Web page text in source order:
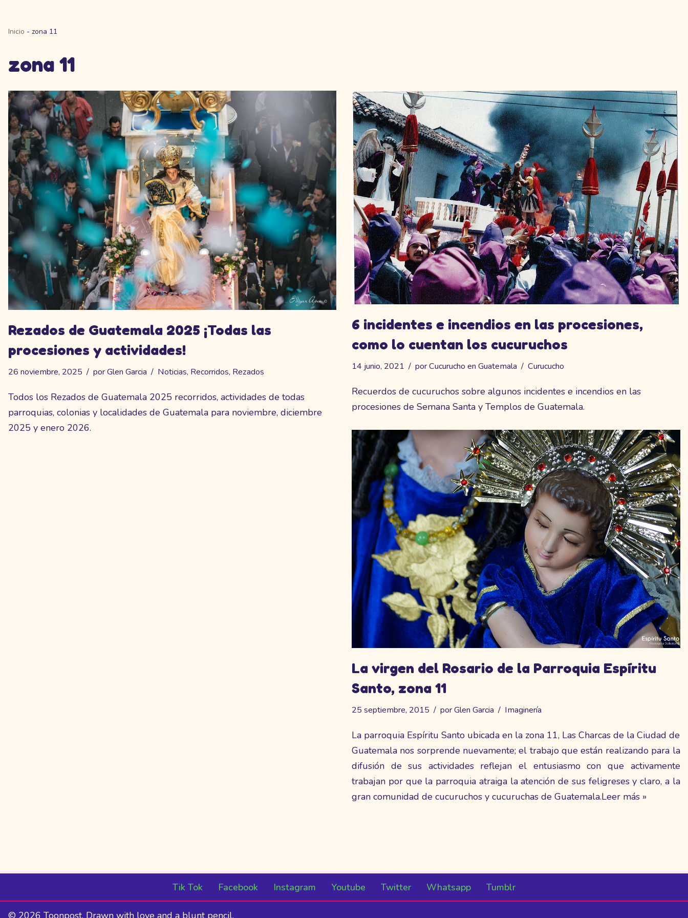
Inicio - zona 11
zona 11
Rezados de Guatemala 2025 ¡Todas las
procesiones y actividades!
26 noviembre, 2025 porGlen Garcia Noticias, Recorridos, Rezados
Todos los Rezados de Guatemala 2025 recorridos, actividades de todas
parroquias, colonias y localidades de Guatemala para noviembre, diciembre
2025 y enero 2026.
6 incidentes e incendios en las procesiones,
como lo cuentan los cucuruchos
14 junio, 2021 porCucurucho en Guatemala Curucucho
Recuerdos de cucuruchos sobre algunos incidentes e incendios en las
procesiones de Semana Santa y Templos de Guatemala.
La virgen del Rosario de la Parroquia Espíritu
Santo, zona 11
25 septiembre, 2015 porGlen Garcia Imaginería
La parroquia Espíritu Santo ubicada en la zona 11, Las Charcas de la Ciudad de
Guatemala nos sorprende nuevamente; el trabajo que están realizando para la
difusión de sus actividades reflejan el entusiasmo con que activamente
trabajan por que la parroquia atraiga la atención de sus feligreses y claro, a la
gran comunidad de cucuruchos y cucuruchas de Guatemala.Leer más »
Tik Tok Facebook Instagram Youtube Twitter Whatsapp Tumblr
© 2026 Toonpost. Drawn with love and a blunt pencil.